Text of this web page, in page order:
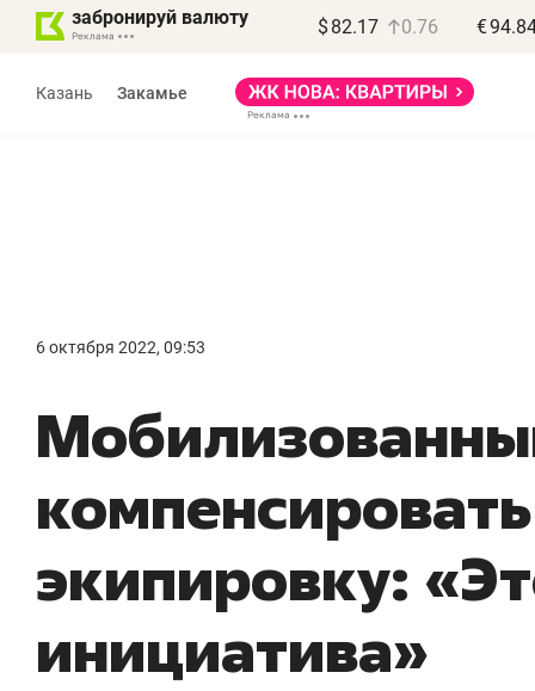
забронируй валюту $ 82.17 0.76 €
Казань Закамье
6 октября 2022, 09:53
экипировку:
инициатива»